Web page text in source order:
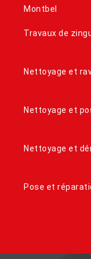
Montbel
Travaux de
Nettoyage et
Nettoyage et
Nettoyage et
Pose et